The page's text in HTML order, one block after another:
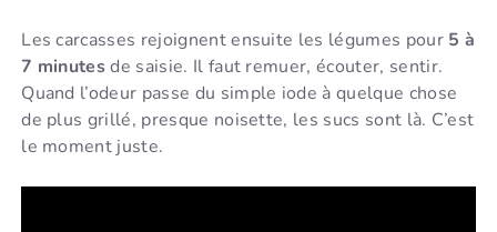
Les carcasses rejoignent ensuite les légumes pour 5 à
7 minutesde saisie. Il faut remuer, écouter, sentir.
Quand l’odeur passe du simple iode à quelque chose
de plus grillé, presque noisette, les sucs sont là. C’est
le moment juste.